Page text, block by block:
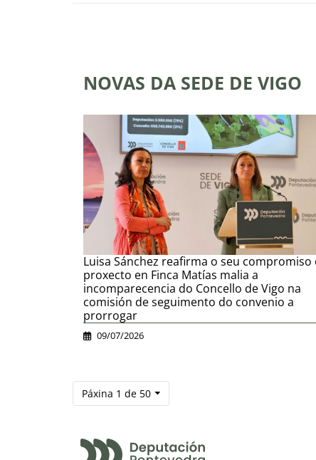
NOVAS DA SEDE DE VIGO
Luisa Sánchez reafirma o seu compromiso
proxecto en Finca Matías malia a
incomparecencia do Concello de Vigo na
comisión de seguimento do convenio a
prorrogar
09/07/2026
Páxina 1 de 50